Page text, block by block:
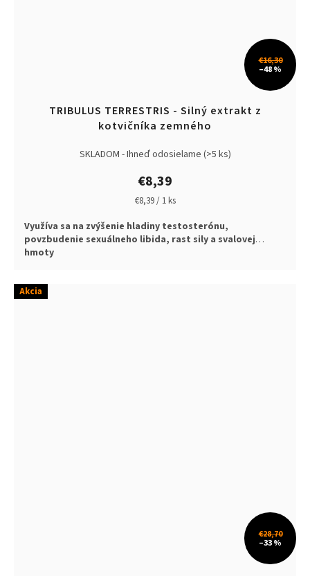
€16,30
–48 %
TRIBULUS TERRESTRIS - Silný extrakt z
kotvičníka zemného
SKLADOM - Ihneď odosielame (>5 ks)
€8,39
Jednotková
€8,39 / 1 ks
Využíva sa na zvýšenie hladiny testosterónu,
povzbudenie sexuálneho libida, rast sily a svalovej
hmoty
Akcia
€28,70
–33 %